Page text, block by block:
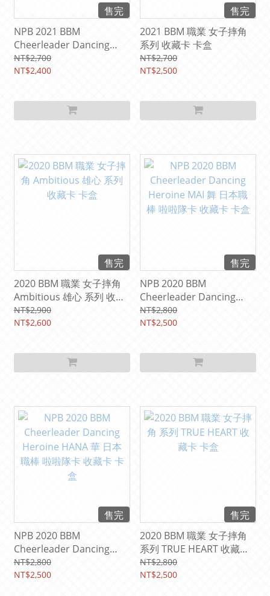
售完
NPB 2021 BBM
Cheerleader Dancing
Heroine HANA 華 日本職
棒 啦啦隊 收藏卡 卡盒
NT$2,700
NT$2,400
售完
2021 BBM 職業 女子摔角
系列 收藏卡 卡盒
NT$2,700
NT$2,500
售完
2020 BBM 職業 女子摔角
Ambitious 雄心 系列 收藏
卡 卡盒
NT$2,900
NT$2,600
售完
NPB 2020 BBM
Cheerleader Dancing
Heroine MAI 舞 日本職棒
啦啦隊卡 收藏卡 卡盒
NT$2,800
NT$2,500
售完
NPB 2020 BBM
Cheerleader Dancing
Heroine HANA 華 日本職
棒 啦啦隊卡 收藏卡 卡盒
NT$2,800
NT$2,500
售完
2020 BBM 職業 女子摔角
系列 TRUE HEART 收藏卡
卡盒
NT$2,800
NT$2,500